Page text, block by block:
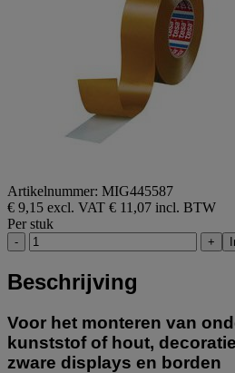
Artikelnummer: MIG445587
€ 9,15 excl. VAT € 11,07 incl. BTW
Per stuk
- +
Beschrijving
Voor het monteren van
kunststof of hout,
zware displays en borden